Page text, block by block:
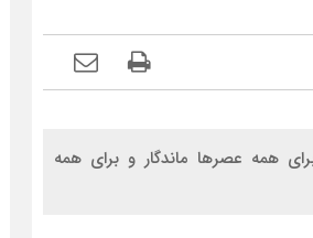
همه عصرها ماندگار و برای همه